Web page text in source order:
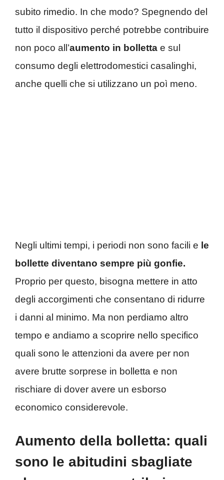
subito rimedio. In che modo? Spegnendo del
tutto il dispositivo perché potrebbe contribuire
non poco all’aumento in bolletta e sul
consumo degli elettrodomestici casalinghi,
anche quelli che si utilizzano un poì meno.
Negli ultimi tempi, i periodi non sono facili e le
bollette diventano sempre più gonfie.
Proprio per questo, bisogna mettere in atto
degli accorgimenti che consentano di ridurre
i danni al minimo. Ma non perdiamo altro
tempo e andiamo a scoprire nello specifico
quali sono le attenzioni da avere per non
avere brutte sorprese in bolletta e non
rischiare di dover avere un esborso
economico considerevole.
Aumento della bolletta: quali
sono le abitudini sbagliate